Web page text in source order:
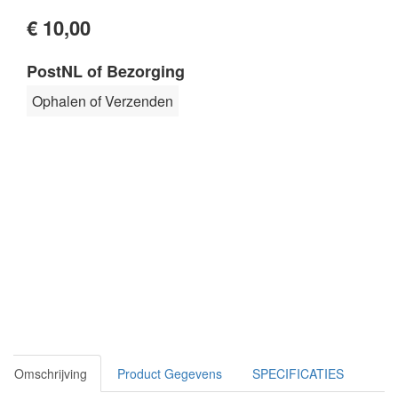
€ 10,00
PostNL of Bezorging
Ophalen of Verzenden
Omschrijving Product Gegevens SPECIFICATIES